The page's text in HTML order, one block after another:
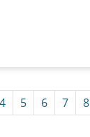
4 5 6 7 8